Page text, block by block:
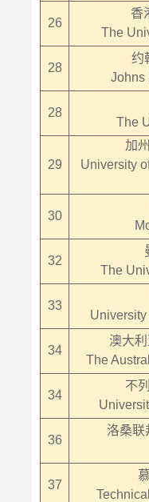
26
香
The
28
约
Johns
28
The
29
加
University
30
32
The
33
34
澳大
The
34
不
36
洛桑联
37